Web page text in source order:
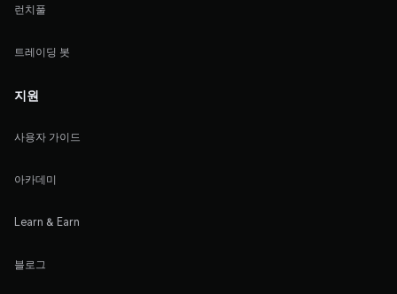
런치풀
트레이딩 봇
지원
사용자 가이드
아카데미
Learn & Earn
블로그